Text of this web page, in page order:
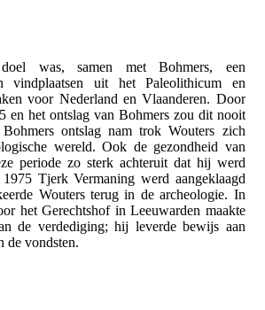
was, samen met Bohmers, een
vindplaatsen uit het Paleolithicum en
voor Nederland en Vlaanderen. Door
en het ontslag van Bohmers zou dit nooit
ontslag nam trok Wouters zich
wereld. Ook de gezondheid van
periode zo sterk achteruit dat hij werd
Tjerk Vermaning werd aangeklaagd
Wouters terug in de archeologie. In
het Gerechtshof in Leeuwarden maakte
de verdediging; hij leverde bewijs aan
de vondsten.